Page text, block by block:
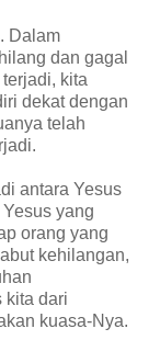
Dalam
dan gagal
kita
dekat dengan
telah
antara Yesus
yang
orang yang
kehilangan,
kita dari
kuasa-Nya.